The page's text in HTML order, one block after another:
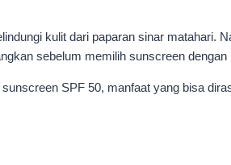
kulit dari paparan sinar matahari.
sebelum memilih sunscreen dengan
SPF 50, manfaat yang bisa